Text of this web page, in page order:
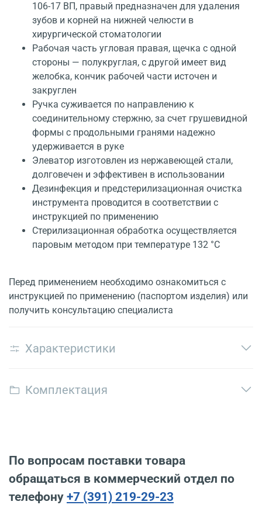
106-17 ВП, правый предназначен для удаления
зубов и корней на нижней челюсти в
хирургической стоматологии
Рабочая часть угловая правая, щечка с одной
стороны — полукруглая, с другой имеет вид
желобка, кончик рабочей части источен и
закруглен
Ручка суживается по направлению к
соединительному стержню, за счет грушевидной
формы с продольными гранями надежно
удерживается в руке
Элеватор изготовлен из нержавеющей стали,
долговечен и эффективен в использовании
Дезинфекция и предстерилизационная очистка
инструмента проводится в соответствии с
инструкцией по применению
Стерилизационная обработка осуществляется
паровым методом при температуре 132 °С
Перед применением необходимо ознакомиться с
инструкцией по применению (паспортом изделия) или
получить консультацию специалиста
Характеристики
Комплектация
По вопросам поставки товара
обращаться в коммерческий отдел по
телефону +7 (391) 219-29-23